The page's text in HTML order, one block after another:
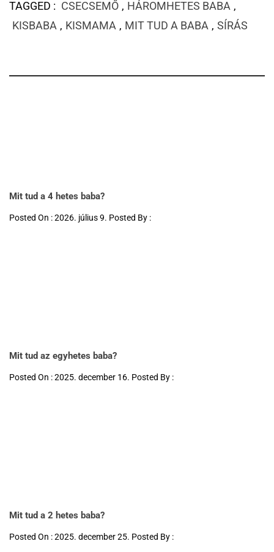
TAGGED : CSECSEMŐ , HÁROMHETES BABA ,
KISBABA , KISMAMA , MIT TUD A BABA , SÍRÁS
Mit tud a 4 hetes baba?
Posted On : 2026. július 9. Posted By :
Mit tud az egyhetes baba?
Posted On : 2025. december 16. Posted By :
Mit tud a 2 hetes baba?
Posted On : 2025. december 25. Posted By :